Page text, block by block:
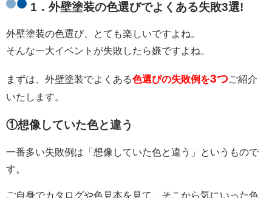
1．外壁塗装の色選びでよくある失敗3選!
外壁塗装の色選び、とても楽しいですよね。
そんな一大イベントが失敗したら嫌ですよね。
まずは、外壁塗装でよくある色選びの失敗例を3つご紹介
いたします。
①想像していた色と違う
一番多い失敗例は「想像していた色と違う」というもので
す。
ご自身でカタログや色見本を見て、そこから気にいった色